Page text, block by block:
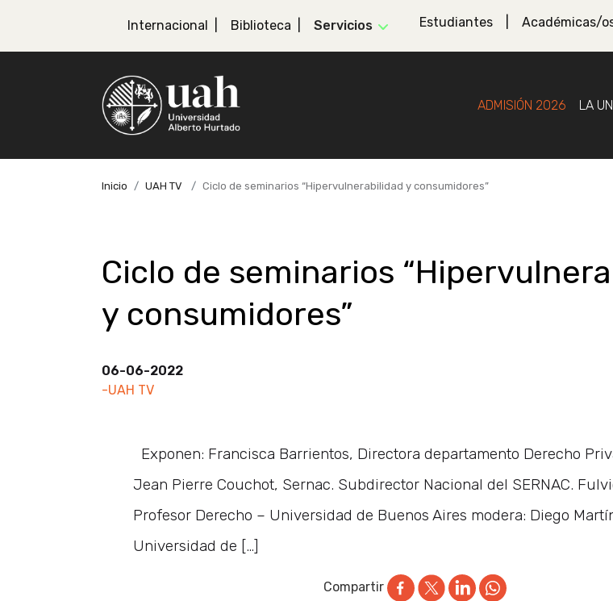
Internacional Biblioteca Servicios Estudiantes Académicas/
ADMISIÓN 2026 LA
Inicio UAH TV Ciclo de seminarios “Hipervulnerabilidad y consumidores”
Ciclo de seminarios
y consumidores”
06-06-2022
-UAH TV
Exponen: Francisca Barrientos, Directora departamento Derecho
Jean Pierre Couchot, Sernac. Subdirector Nacional del SERNAC.
Profesor Derecho – Universidad de Buenos Aires modera: Diego
Universidad de […]
Compartir